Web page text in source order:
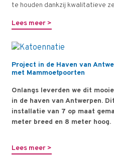
te houden dankzij kwalitatieve
Lees meer >
Project in de Haven van
met Mammoetpoorten
Onlangs leverden we dit
in de haven van Antwerpen.
installatie van 7 op maat
meter breed en 8 meter hoog.
Lees meer >